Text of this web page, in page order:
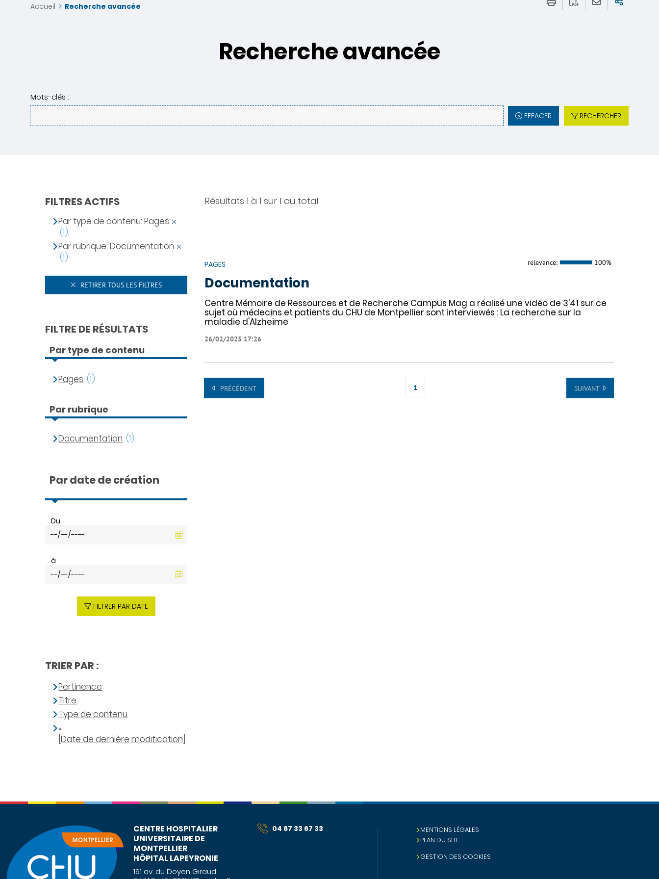
Accueil Recherche avancée
Recherche avancée
Mots-clés :
EFFACER RECHERCHER
Résultats 1 à 1 sur 1 au total
PAGES relevance: 100%
Documentation
Centre Mémoire de Ressources et de Recherche Campus Mag a réalisé une vidéo de 3'41 sur ce
sujet où médecins et patients du CHU de Montpellier sont interviewés : La recherche sur la
maladie d'Alzheime
26/02/2025 17:26
PRÉCÉDENT 1 SUIVANT
FILTRES ACTIFS
Par type de contenu: Pages
(1)
Par rubrique: Documentation
(1)
RETIRER TOUS LES FILTRES
FILTRE DE RÉSULTATS
Par type de contenu
Pages (1)
Par rubrique
Documentation (1)
Par date de création
Du
à
FILTRER PAR DATE
TRIER PAR :
Pertinence
Titre
Type de contenu
[Date de dernière modification]
CENTRE HOSPITALIER
UNIVERSITAIRE DE
MONTPELLIER
HÔPITAL LAPEYRONIE
191 av. du Doyen Giraud
04 67 33 67 33
MENTIONS LÉGALES
PLAN DU SITE
GESTION DES COOKIES